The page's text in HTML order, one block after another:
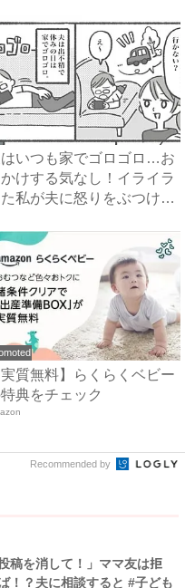
いつも家でゴロゴロ…お
けする気なし！イライラ
た私が夫に怒りをぶつける
実質無料】らくらくベビー
典をチェック
Recommended by
稿を消して！」ママ友は拒
！？夫に相談すると #子ども